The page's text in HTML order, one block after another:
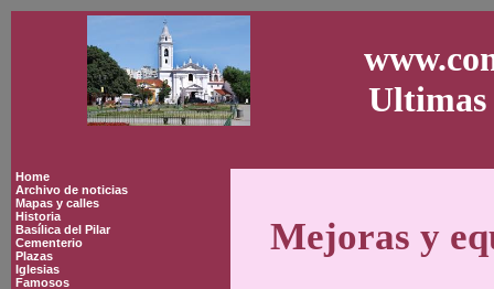
Ultimas
Home
Archivo de noticias
Mapas y calles
Historia
Basílica del Pilar
Cementerio
Plazas
Iglesias
Famosos
Mejoras y